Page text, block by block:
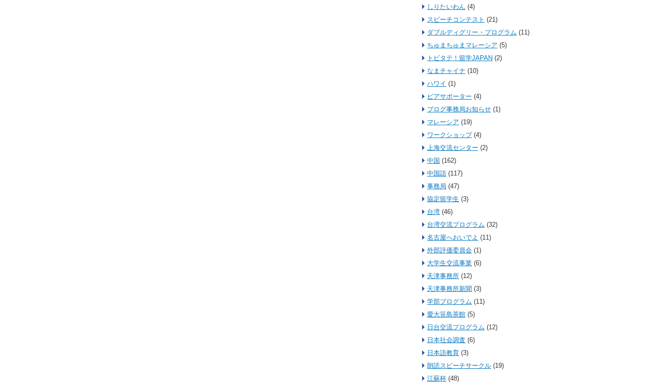
しりたいわん (4)
スピーチコンテスト (21)
ダブルディグリー・プログラム (11)
ちゅまちゅまマレーシア (5)
トビタテ！留学JAPAN (2)
なまチャイナ (10)
ハワイ (1)
ピアサポーター (4)
ブログ事務局お知らせ (1)
マレーシア (19)
ワークショップ(4)
上海交流センター (2)
中国 (162)
中国語 (117)
事務局 (47)
協定留学生 (3)
台湾 (46)
台湾交流プログラム (32)
名古屋へおいでよ (11)
外部評価委員会 (1)
大学生交流事業 (6)
天津事務所 (12)
天津事務所新聞 (3)
学部プログラム (11)
愛大笹島茶館 (5)
日台交流プログラム (12)
日本社会調査 (6)
日本語教育 (3)
朗読スピーチサークル (19)
江蘇杯 (48)